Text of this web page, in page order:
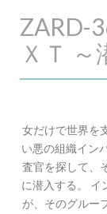
ZARD-
ＸＴ ～
女だけで世界を
い悪の組織イン
査官を探して、
に潜入する。 イ
が、そのグルー